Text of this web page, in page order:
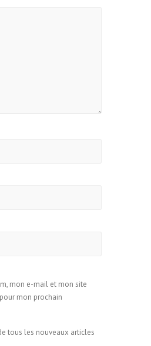
mon e-mail et mon site
mon prochain
tous les nouveaux articles